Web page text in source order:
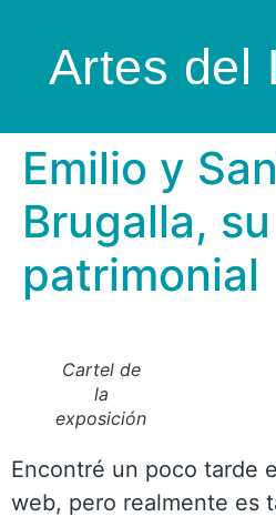
Artes del
Emilio y
Brugalla,
patrimonial
Cartel de
la
exposición
Encontré un poco tarde
web, pero realmente es